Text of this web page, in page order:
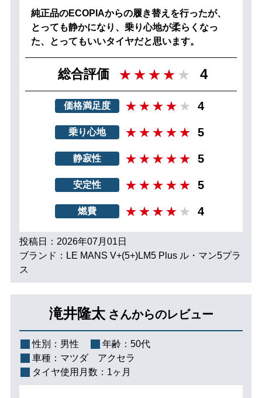
純正品のECOPIAからの履き替えを行ったが、
とっても静かになり、乗り心地が柔らくなっ
た、とってもいいタイヤだと思います。
総合評価 4
価格満足度 4
乗り心地 5
静寂性 5
安定性 5
燃費 4
投稿日：2026年07月01日
ブランド：LE MANS V+(5+)LM5 Plus ル・マン5プラ
ス
滝井隆太 さんからのレビュー
性別： 男性 年齢： 50代
車種： マツダ アクセラ
タイヤ使用月数： 1ヶ月